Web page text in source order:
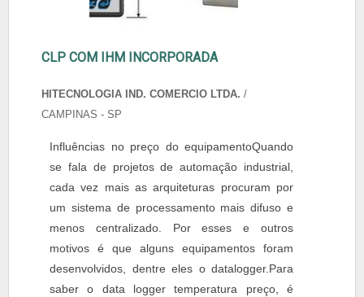
CLP COM IHM INCORPORADA
HITECNOLOGIA IND. COMERCIO LTDA. /
CAMPINAS - SP
Influências no preço do equipamentoQuando
se fala de projetos de automação industrial,
cada vez mais as arquiteturas procuram por
um sistema de processamento mais difuso e
menos centralizado. Por esses e outros
motivos é que alguns equipamentos foram
desenvolvidos, dentre eles o datalogger.Para
saber o data logger temperatura preço, é